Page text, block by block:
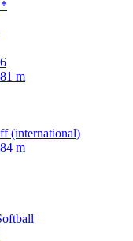
81 m
(international)
84 m